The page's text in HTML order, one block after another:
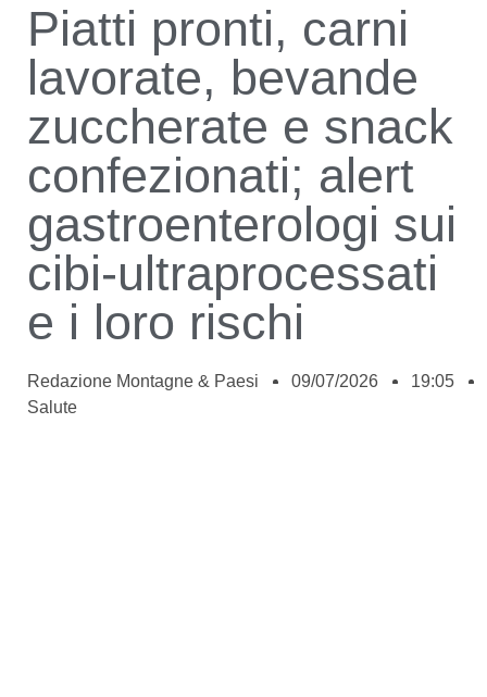
Piatti pronti, carni
lavorate, bevande
zuccherate e snack
confezionati; alert
gastroenterologi sui
cibi-ultraprocessati
e i loro rischi
Redazione Montagne & Paesi 09/07/2026
19:05
Salute